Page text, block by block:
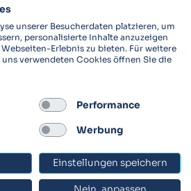
Hersteller von Spirometern,
Filtern zur sicheren
Darüber hinaus sind wir weltweit
Provider für klinische
unserer Besucherdaten platzieren, um
personalisierte Inhalte anzuzeigen
Erlebnis zu bieten. Für weitere
verwendeten Cookies öffnen Sie die
Performance
Werbung
Einstellungen speichern